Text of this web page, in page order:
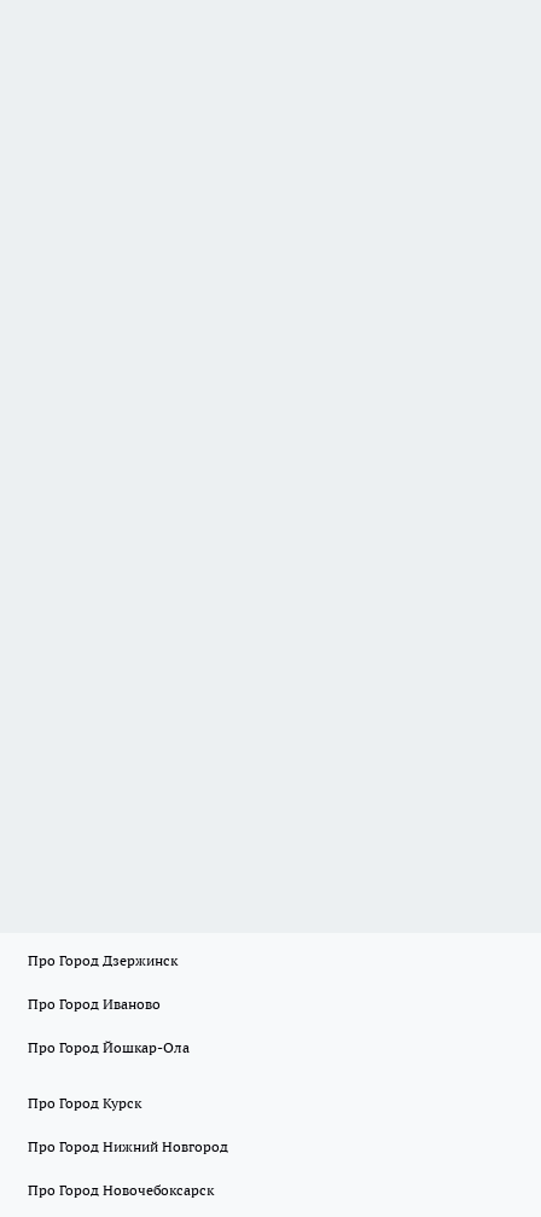
Про Город Дзержинск
Про Город Иваново
Про Город Йошкар-Ола
Про Город Курск
Про Город Нижний Новгород
Про Город Новочебоксарск